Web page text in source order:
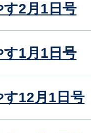
2月1日号
1月1日号
12月1日号